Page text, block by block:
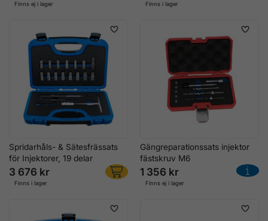
Finns ej i lager Finns i lager
Spridarhåls- & Sätesfrässats
för Injektorer, 19 delar
3 676 kr
Finns i lager
Gängreparationssats injektor
fästskruv M6
1 356 kr
Finns ej i lager